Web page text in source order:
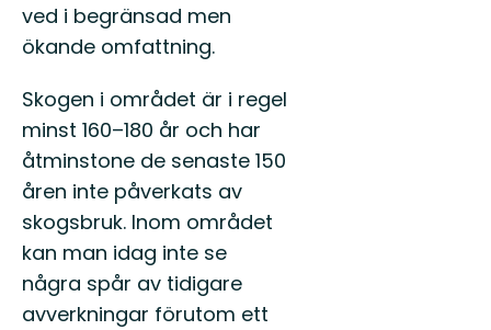
ved i begränsad men
ökande omfattning.
Skogen i området är i regel
minst 160–180 år och har
åtminstone de senaste 150
åren inte påverkats av
skogsbruk. Inom området
kan man idag inte se
några spår av tidigare
avverkningar förutom ett